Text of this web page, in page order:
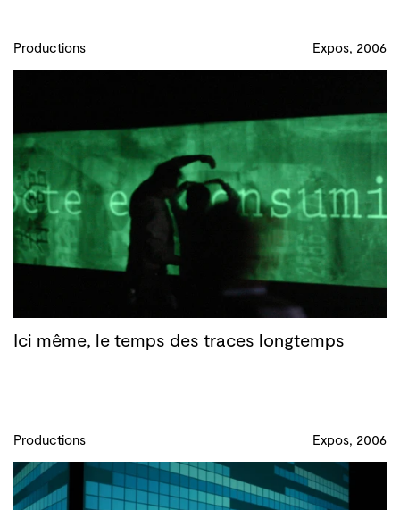
Productions Expos, 2006
Ici même, le temps des traces longtemps
Productions Expos, 2006